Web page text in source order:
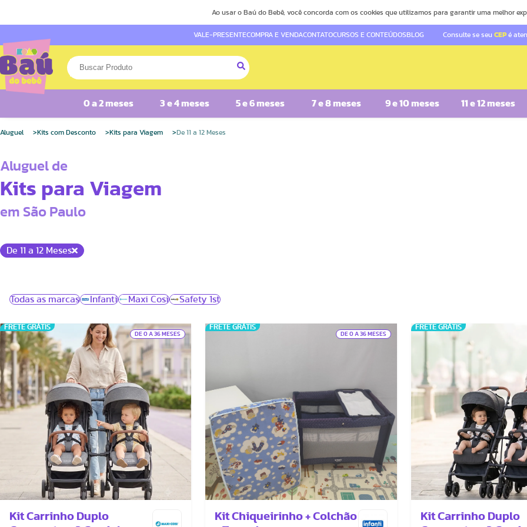
Ao usar o Baú do Bebê, você concorda com os cookies que utilizamos para garantir uma melhor
VALE-PRESENTECOMPRA E VENDACONTATOCURSOS E CONTEÚDOSBLOG Consulte se seu CEPé
0 a 2 meses 3 e 4 meses 5 e 6 meses 7 e 8 meses 9 e 10 meses 11 e 12 meses
Aluguel Kits com Desconto Kits para Viagem De 11 a 12 Meses
Aluguel de
Kits para Viagem
em São Paulo
De 11 a 12 Meses
Todas as marcas Infanti Maxi Cosi Safety 1st
FRETE GRÁTIS
DE 0 A 36 MESES
Kit Carrinho Duplo
FRETE GRÁTIS
DE 0 A 36 MESES
Kit Chiqueirinho + Colchão
FRETE GRÁTIS
Kit Carrinho Duplo